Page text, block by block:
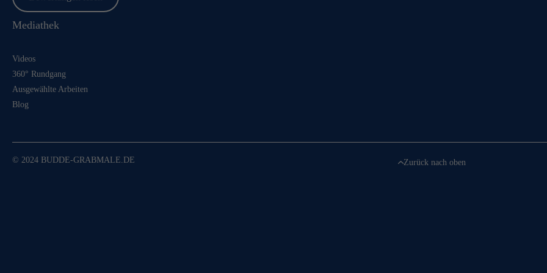
Mediathek
Videos
360° Rundgang
Ausgewählte Arbeiten
Blog
© 2024 BUDDE-GRABMALE.DE Zurück nach oben